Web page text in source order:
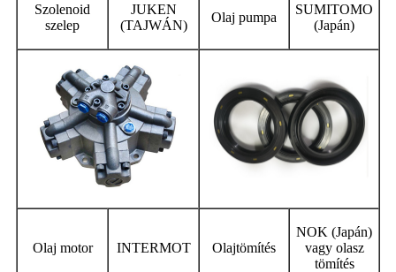
Szolenoid
szelep
JUKEN
(TAJWÁN)
Olaj pumpa
SUMITOMO
(Japán)
Olaj motor INTERMOT Olajtömítés
NOK (Japán)
vagy olasz
tömítés